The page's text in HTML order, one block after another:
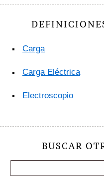
Carga
Carga Eléctrica
Electroscopio
BUSCAR